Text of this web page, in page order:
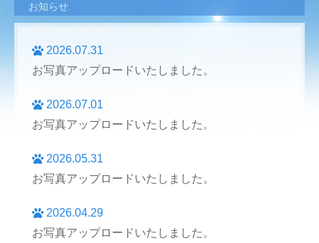
お知らせ
2026.07.31
お写真アップロードいたしました。
2026.07.01
お写真アップロードいたしました。
2026.05.31
お写真アップロードいたしました。
2026.04.29
お写真アップロードいたしました。